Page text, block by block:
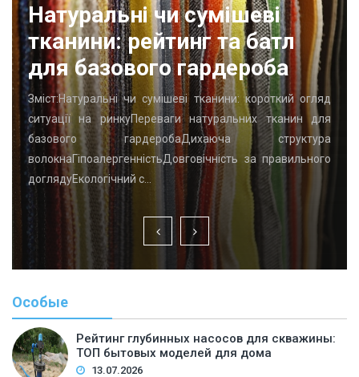
Натуральні чи сумішеві
тканини: рейтинг та батл
для базового гардероба
Зміст:Натуральні чи сумішеві тканини: короткий огляд
ситуації на ринкуПереваги натуральних тканин для
базового гардеробаДихаюча структура
волокнаГіпоалергенністьДовговічність за правильного
доглядуЕкологічний с…
Особые
Рейтинг глубинных насосов для скважины:
ТОП бытовых моделей для дома
13.07.2026